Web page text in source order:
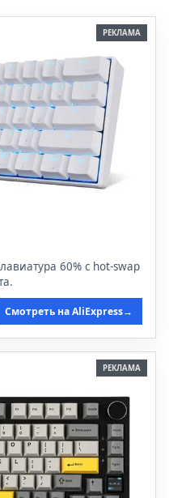
РЕКЛАМА
60% с hot-swap
Смотреть на AliExpress→
РЕКЛАМА